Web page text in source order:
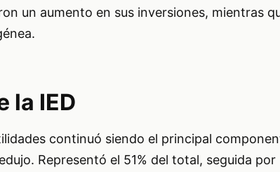
un aumento en sus inversiones, mientras
la IED
continuó siendo el principal
Representó el 51% del total, seguida